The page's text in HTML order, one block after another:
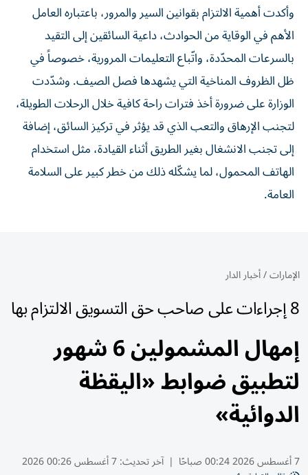
وأكدت أهمية الالتزام بقوانين السير والمرور، باعتباره العامل
الأهم في الوقاية من الحوادث، داعية السائقين إلى التقيد
بالسرعات المحدّدة، واتّباع التعليمات المرورية، خصوصاً في
ظل الظروف المناخية التي يشهدها فصل الصيف. وشدّدت
الوزارة على ضرورة أخذ فترات راحة كافية خلال الرحلات الطويلة،
لتجنب الإرهاق والتعب الذي قد يؤثر في تركيز السائق، إضافة
إلى تجنب الانشغال بغير الطريق أثناء القيادة، مثل استخدام
الهاتف المحمول، لما يشكّله ذلك من خطر كبير على السلامة
العامة.
الإمارات/أخبار الدار
8 إجراءات على صاحب حق التسويق الالتزام بها
إمهال المشمولين 6 شهور
لتطبيق ضوابط «اليقظة
الدوائية»
7 أغسطس 2026 00:24 صباحًا | آخر تحديث:7 أغسطس 00:26 2026